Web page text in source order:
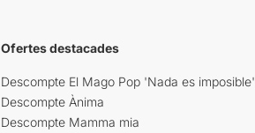
Ofertes destacades
Descompte El Mago Pop 'Nada es imposible'
Descompte Ànima
Descompte Mamma mia